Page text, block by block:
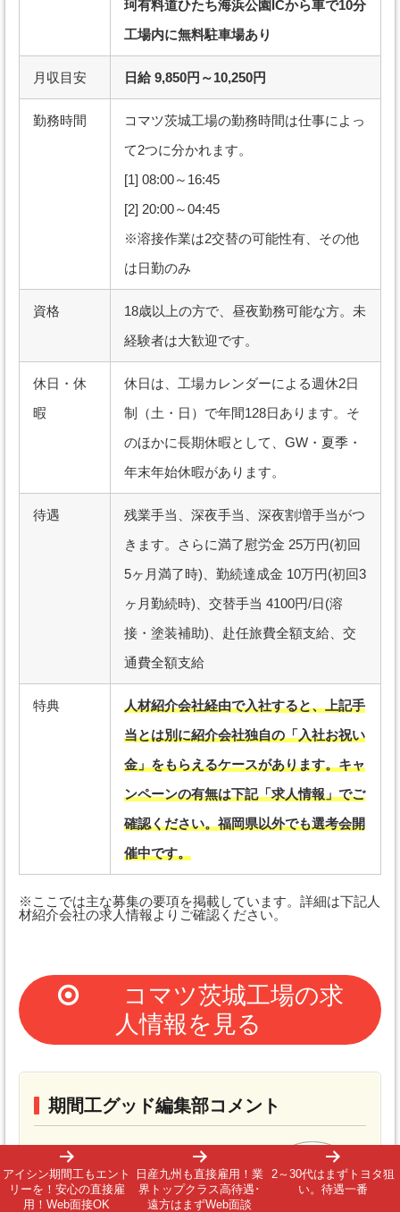
珂有料道ひたち海浜公園ICから車で10分
工場内に無料駐車場あり
月収目安 日給 9,850円～10,250円
勤務時間
コマツ茨城工場の勤務時間は仕事によっ
て2つに分かれます。
[1] 08:00～16:45
[2] 20:00～04:45
※溶接作業は2交替の可能性有、その他
は日勤のみ
資格
18歳以上の方で、昼夜勤務可能な方。未
経験者は大歓迎です。
休日・休
暇
休日は、工場カレンダーによる週休2日
制（土・日）で年間128日あります。そ
のほかに長期休暇として、GW・夏季・
年末年始休暇があります。
待遇
残業手当、深夜手当、深夜割増手当がつ
きます。さらに満了慰労金 25万円(初回
5ヶ月満了時)、勤続達成金 10万円(初回3
ヶ月勤続時)、交替手当 4100円/日(溶
接・塗装補助)、赴任旅費全額支給、交
通費全額支給
特典
人材紹介会社経由で入社すると、上記手
当とは別に紹介会社独自の「入社お祝い
金」をもらえるケースがあります。キャ
ンペーンの有無は下記「求人情報」でご
確認ください。福岡県以外でも選考会開
催中です。
※ここでは主な募集の要項を掲載しています。詳細は下記人
材紹介会社の求人情報よりご確認ください。
コマツ茨城工場の求
人情報を見る
期間工グッド編集部コメント
コマツ（株式会社小松製作所）
は、1921（大正10）年に設立、シ
アイシン期間工もエント
リーを！安心の直接雇
用！Web面接OK
日産九州も直接雇用！業
界トップクラス高待遇･
遠方はまずWeb面談
2～30代はまずトヨタ狙
い。待遇一番